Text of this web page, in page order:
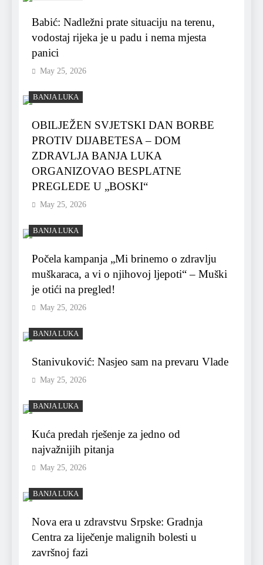
Babić: Nadležni prate situaciju na terenu,
vodostaj rijeka je u padu i nema mjesta
panici
May 25, 2026
BANJA LUKA
OBILJEŽEN SVJETSKI DAN BORBE
PROTIV DIJABETESA – DOM
ZDRAVLJA BANJA LUKA
ORGANIZOVAO BESPLATNE
PREGLEDE U „BOSKI“
May 25, 2026
BANJA LUKA
Počela kampanja „Mi brinemo o zdravlju
muškaraca, a vi o njihovoj ljepoti“ – Muški
je otići na pregled!
May 25, 2026
BANJA LUKA
Stanivuković: Nasjeo sam na prevaru Vlade
May 25, 2026
BANJA LUKA
Kuća predah rješenje za jedno od
najvažnijih pitanja
May 25, 2026
BANJA LUKA
Nova era u zdravstvu Srpske: Gradnja
Centra za liječenje malignih bolesti u
završnoj fazi